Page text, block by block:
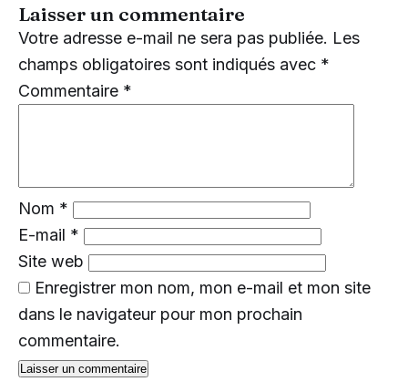
Laisser un commentaire
Votre adresse e-mail ne sera pas publiée. Les
champs obligatoires sont indiqués avec *
Commentaire *
Nom *
E-mail *
Site web
Enregistrer mon nom, mon e-mail et mon site
dans le navigateur pour mon prochain
commentaire.